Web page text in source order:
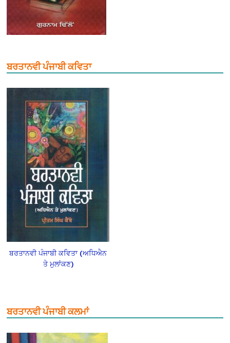
ਬਰਤਾਨਵੀ ਪੰਜਾਬੀ ਕਵਿਤਾ
ਬਰਤਾਨਵੀ ਪੰਜਾਬੀ ਕਵਿਤਾ (ਅਧਿਐਨ
ਤੇ ਮੁਲਾਂਕਣ)
ਬਰਤਾਨਵੀ ਪੰਜਾਬੀ ਕਲਮਾਂ